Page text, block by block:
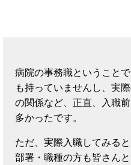
病院の事務職ということ
も持っていませんし、実
の関係など、正直、入職
多かったです。
ただ、実際入職してみる
部署・職種の方も皆さん